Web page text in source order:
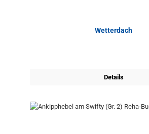
Wetterdach
Details